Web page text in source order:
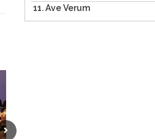
Volgende
11. Ave Verum